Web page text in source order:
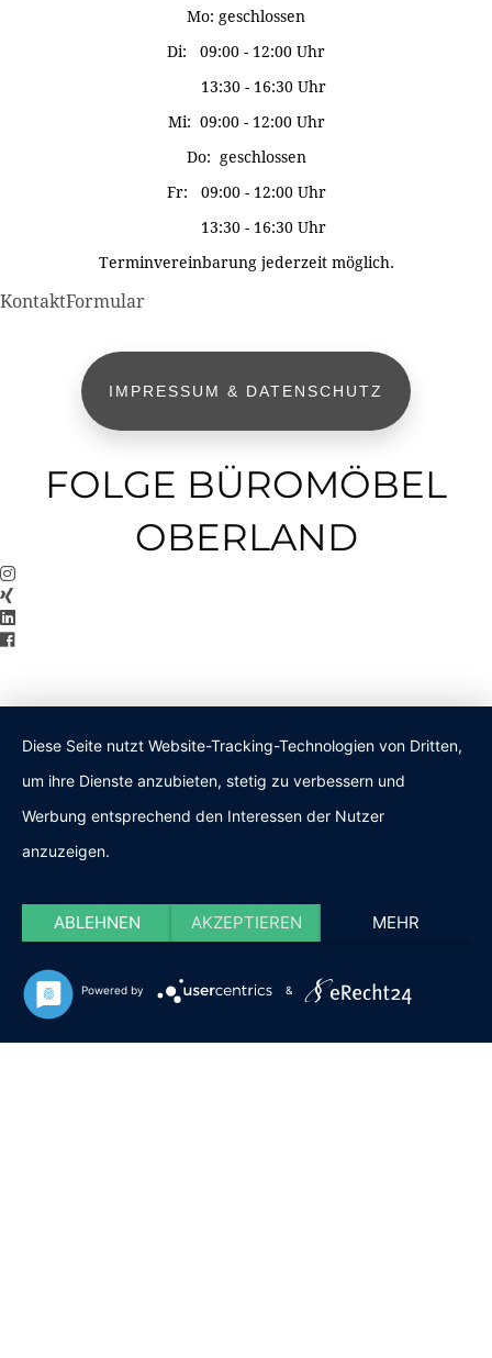
Mo: geschlossen
Di: 09:00 - 12:00 Uhr
13:30 - 16:30 Uhr
Mi: 09:00 - 12:00 Uhr
Do: geschlossen
Fr: 09:00 - 12:00 Uhr
13:30 - 16:30 Uhr
Terminvereinbarung jederzeit möglich.
KontaktFormular
IMPRESSUM & DATENSCHUTZ
FOLGE BÜROMÖBEL
OBERLAND
Diese Seite nutzt Website-Tracking-Technologien von Dritten,
um ihre Dienste anzubieten, stetig zu verbessern und
Werbung entsprechend den Interessen der Nutzer
anzuzeigen.
ABLEHNEN AKZEPTIEREN MEHR
Powered by &